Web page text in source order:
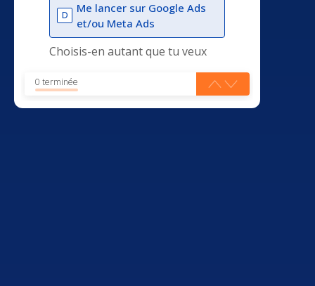
D
Me lancer sur Google Ads
et/ou Meta Ads
Choisis-en autant que tu veux
0 terminée